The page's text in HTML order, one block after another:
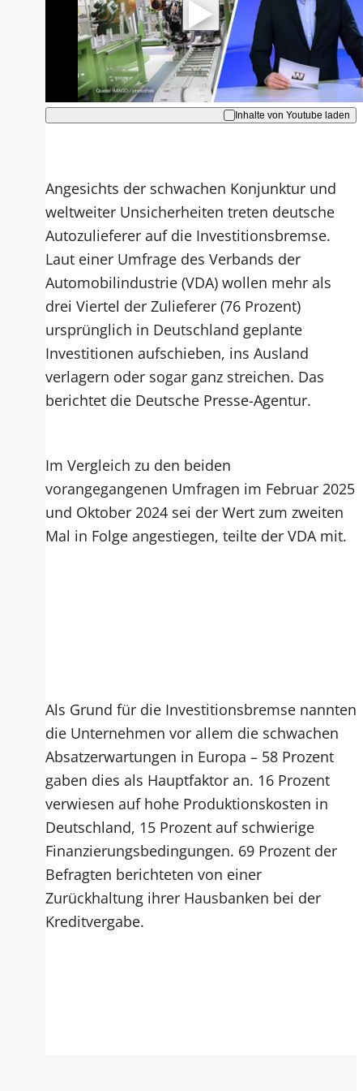
Hinweise dazu erhalten Sie in der
Datenschutzerklärung
Akzeptieren
Inhalte von Youtube laden
Angesichts der schwachen Konjunktur und
weltweiter Unsicherheiten treten deutsche
Autozulieferer auf die Investitionsbremse.
Laut einer Umfrage des Verbands der
Automobilindustrie (VDA) wollen mehr als
drei Viertel der Zulieferer (76 Prozent)
ursprünglich in Deutschland geplante
Investitionen aufschieben, ins Ausland
verlagern oder sogar ganz streichen. Das
berichtet die Deutsche Presse-Agentur.
Im Vergleich zu den beiden
vorangegangenen Umfragen im Februar 2025
und Oktober 2024 sei der Wert zum zweiten
Mal in Folge angestiegen, teilte der VDA mit.
Als Grund für die Investitionsbremse nannten
die Unternehmen vor allem die schwachen
Absatzerwartungen in Europa – 58 Prozent
gaben dies als Hauptfaktor an. 16 Prozent
verwiesen auf hohe Produktionskosten in
Deutschland, 15 Prozent auf schwierige
Finanzierungsbedingungen. 69 Prozent der
Befragten berichteten von einer
Zurückhaltung ihrer Hausbanken bei der
Kreditvergabe.